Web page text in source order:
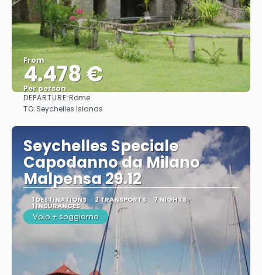
From
4.478 €
Per person
DEPARTURE:Rome
TO:Seychelles Islands
Seychelles Speciale
Capodanno da Milano
Malpensa 29.12
1 DESTINATIONS 2 TRANSPORTS 7 NIGHTS
1 INSURANCES
Volo + soggiorno